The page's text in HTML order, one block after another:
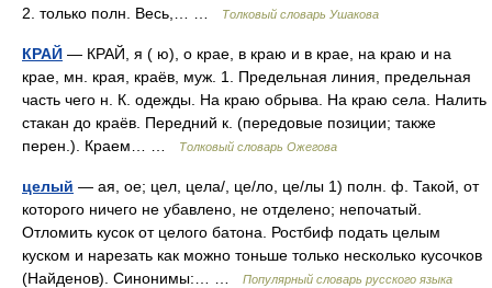
2. только полн. Весь,… …
Толковый словарь Ушакова
КРАЙ — КРАЙ, я ( ю), о крае, в краю и в крае, на краю и на
крае, мн. края, краёв, муж. 1. Предельная линия, предельная
часть чего н. К. одежды. На краю обрыва. На краю села. Налить
стакан до краёв. Передний к. (передовые позиции; также
перен.). Краем… …
Толковый словарь Ожегова
целый — ая, ое; цел, цела/, це/ло, це/лы 1) полн. ф. Такой, от
которого ничего не убавлено, не отделено; непочатый.
Отломить кусок от целого батона. Ростбиф подать целым
куском и нарезать как можно тоньше только несколько кусочков
(Найденов). Синонимы:… …
Популярный словарь русского языка